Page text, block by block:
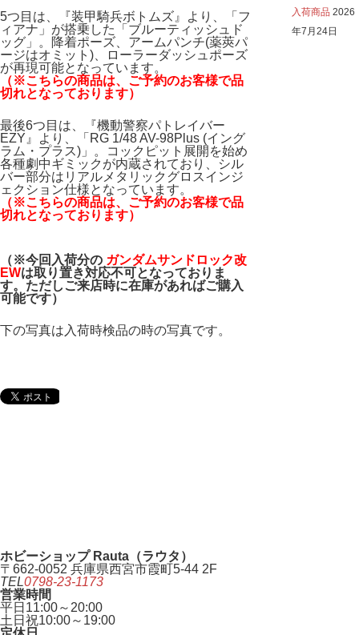
5つ目は、『装甲騎兵ボトムズ』より、「フ
ィアナ」が搭乗した「ブルーティッシュド
ッグ」。降着ポーズ、アームパンチ(薬莢パ
ージはオミット)、ローラーダッシュポーズ
が再現可能となっています。
（※こちらの商品は、ご予約のお客様で品
切れとなっております）
最後6つ目は、『機動警察パトレイバー
EZY』より、「RG 1/48 AV-98Plus (イング
ラム・プラス)」。コックピット展開を始め
各種劇中ギミックが内蔵されており、シル
バー部分はリアルメタリックグロスインジ
ェクション仕様となっています。
（※こちらの商品は、ご予約のお客様で品
切れとなっております）
（※今回入荷分の ガンダムサンドロック改
EWは取り置き対応不可となっておりま
す。ただしご来店時に在庫があればご購入
可能です）
下の写真は入荷時検品の時の写真です。
入荷商品 2026
年7月24日
ホビーショップ Rauta（ラウタ）
〒662-0052 兵庫県西宮市霞町5-44 2F
TEL0798-23-1173
営業時間
平日 11:00～20:00
土日祝10:00～19:00